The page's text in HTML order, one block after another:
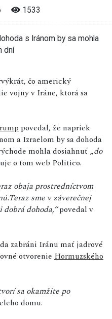
1533
čo americký
vojny v Iráne, ktorá sa
povedal, že napriek
a Izraelom by sa dohoda
mohla dosiahnuť „do
o tom web Politico.
obaja prostredníctvom
sme v záverečnej
dohoda,“povedal v
zabráni Iránu mať jadrové
otvorenie Hormuzského
sa okamžite po
domu.